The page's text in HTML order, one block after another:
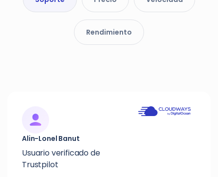
Rendimiento
Alin-Lonel Banut
Usuario verificado de
Trustpilot